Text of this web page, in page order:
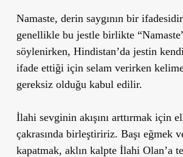
Namaste, derin saygının bir
genellikle bu jestle birlikte
söylenirken, Hindistan’da jestin
ifade ettiği için selam verirken
gereksiz olduğu kabul edilir.
İlahi sevginin akışını arttırmak için
çakrasında birleştiririz. Başı eğmek
kapatmak, aklın kalpte İlahi Olan’a